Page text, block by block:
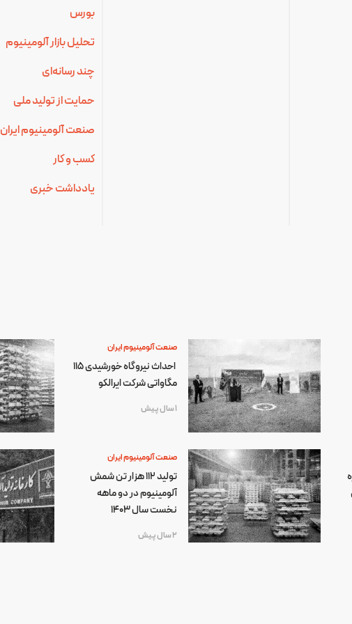
بورس
تحلیل بازار آلومینیوم
چند رسانه‌ای
حمایت از تولید ملی
صنعت آلومینیوم ایران
کسب و کار
یادداشت خبری
صنعت آلومینیوم ایران
احداث نیروگاه خورشیدی ۱۱۵
مگاواتی شرکت ایرالکو
1 سال پیش
صنعت آلومینیوم ایران
تولید 112 هزار تن شمش
آلومینیوم در دو ماهه
نخست سال 1403
2 سال پیش